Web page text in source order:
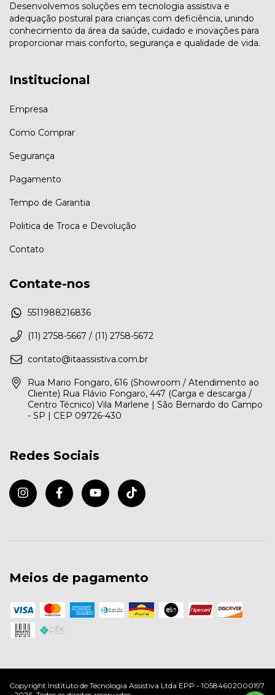
Desenvolvemos soluções em tecnologia assistiva e
adequação postural para crianças com deficiência, unindo
conhecimento da área da saúde, cuidado e inovações para
proporcionar mais conforto, segurança e qualidade de vida.
Institucional
Empresa
Como Comprar
Segurança
Pagamento
Tempo de Garantia
Politica de Troca e Devolução
Contato
Contate-nos
5511988216836
(11) 2758-5667 / (11) 2758-5672
contato@itaassistiva.com.br
Rua Mario Fongaro, 616 (Showroom / Atendimento ao
Cliente) Rua Flávio Fongaro, 447 (Carga e descarga /
Centro Técnico) Vila Marlene | São Bernardo do Campo
- SP | CEP 09726-430
Redes Sociais
Meios de pagamento
Copyright Instituto de Tecnologia Assistiva Ltda EPP - 10584602000197